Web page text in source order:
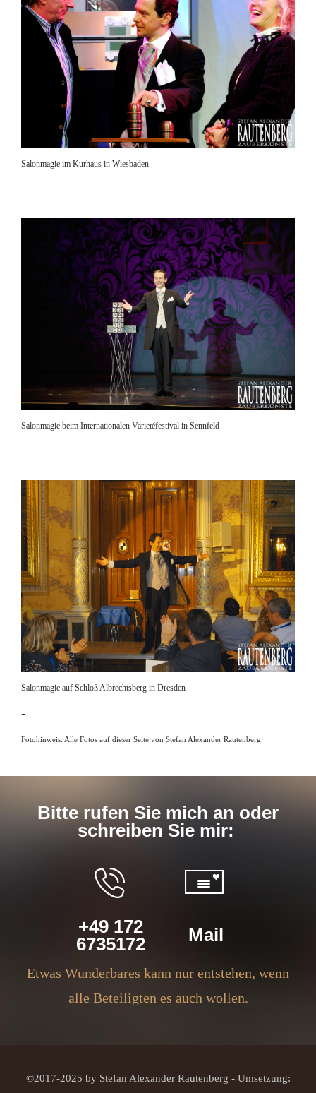
Salonmagie im Kurhaus in Wiesbaden
Salonmagie beim Internationalen Varietéfestival in Sennfeld
Salonmagie auf Schloß Albrechtsberg in Dresden
-
Fotohinweis: Alle Fotos auf dieser Seite von Stefan Alexander Rautenberg.
Bitte rufen Sie mich an oder
schreiben Sie mir:
+49 172
6735172
Mail
Etwas Wunderbares kann nur entstehen, wenn
alle Beteiligten es auch wollen.
©2017-2025 by Stefan Alexander Rautenberg - Umsetzung: